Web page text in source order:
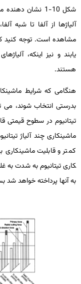
شکل 10-1 نشان­
آلیاژها از آلفا تا شبه
یابند و نیز اینکه،
هستند.
هنگامی که شرایط
بدرستی انتخاب شوند، می­
ماشین­کاری چند آلیاژ
کاری تیتانیوم به شدت به
به آنها پرداخته خواهد شد